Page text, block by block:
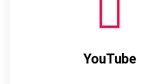
YouTube